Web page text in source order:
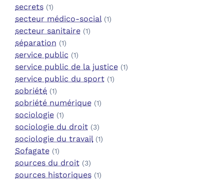
secrets (1)
secteur médico-social (1)
secteur sanitaire (1)
séparation (1)
service public (1)
service public de la justice (1)
service public du sport (1)
sobriété (1)
sobriété numérique (1)
sociologie (1)
sociologie du droit (3)
sociologie du travail (1)
Sofagate (1)
sources du droit (3)
sources historiques (1)